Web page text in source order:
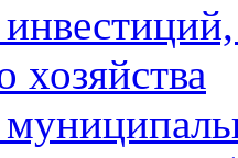
хозяйства